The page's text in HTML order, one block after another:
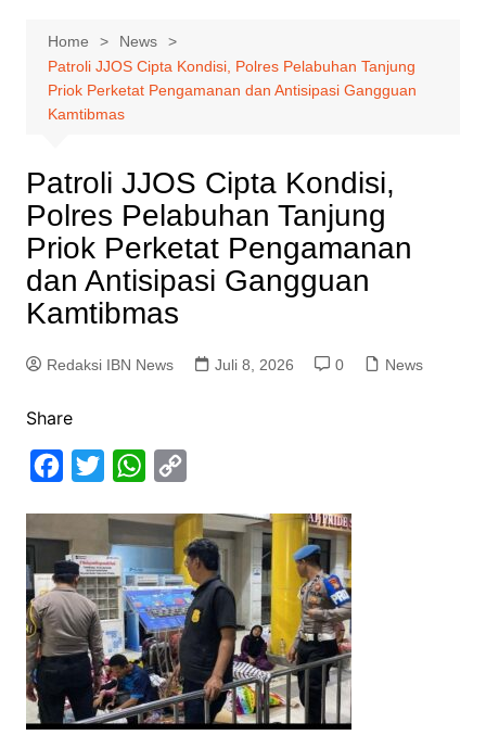
Home
News
Patroli JJOS Cipta Kondisi, Polres Pelabuhan Tanjung
Priok Perketat Pengamanan dan Antisipasi Gangguan
Kamtibmas
Patroli JJOS Cipta Kondisi,
Polres Pelabuhan Tanjung
Priok Perketat Pengamanan
dan Antisipasi Gangguan
Kamtibmas
Redaksi IBN News Juli 8, 2026 0 News
Share
e
b
o
o
k
t
t
e
r
W
a
t
s
A
p
p
p
y
L
i
n
k